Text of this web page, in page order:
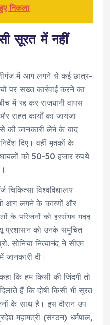
निकला
सूरत में नहीं
में आग लगने से कई छात्र-
पर सख्त कार्रवाई करने का
में रद्द कर राजधानी वापस
राहत कार्यों का जायजा
की जानकारी लेने के बाद
दिए। वहीं मृतकों के
को 50-50 हजार रुपये
विश्वविद्यालय
आग लगने के कारणों और
के परिजनों को हरसंभव मदद
प्रशासन को उनके समुचित
सोनिया नित्यानंद ने सीएम
जानकारी दी।
कि हम किसी की जिंदगी तो
हैं कि दोषी किसी भी सूरत
के साथ है। इस दौरान उप
महामंत्री (संगठन) धर्मपाल,